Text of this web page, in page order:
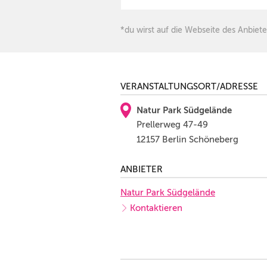
*du wirst auf die Webseite des
VERANSTALTUNGSORT/ADRESSE
Natur Park Südgelände
Prellerweg 47-49
12157 Berlin Schöneberg
ANBIETER
Natur Park Südgelände
Kontaktieren